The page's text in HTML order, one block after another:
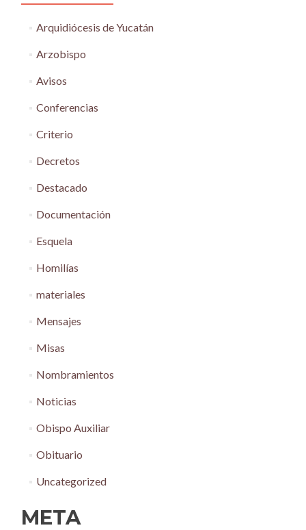
Arquidiócesis de Yucatán
Arzobispo
Avisos
Conferencias
Criterio
Decretos
Destacado
Documentación
Esquela
Homilías
materiales
Mensajes
Misas
Nombramientos
Noticias
Obispo Auxiliar
Obituario
Uncategorized
META